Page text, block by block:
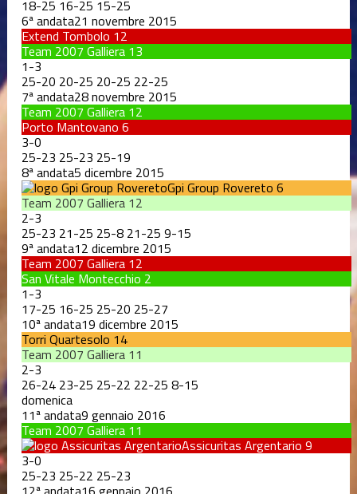
18-25 16-25 15-25
6ª andata21 novembre 2015
Extend Tombolo 12
Team 2007 Galliera 13
1-3
25-20 20-25 20-25 22-25
7ª andata28 novembre 2015
Team 2007 Galliera 12
Porto Mantovano 6
3-0
25-23 25-23 25-19
8ª andata5 dicembre 2015
Gpi Group Rovereto 6
Team 2007 Galliera 12
2-3
25-23 21-25 25-8 21-25 9-15
9ª andata12 dicembre 2015
Team 2007 Galliera 12
San Vitale Montecchio 2
1-3
17-25 16-25 25-20 25-27
10ª andata19 dicembre 2015
Torri Quartesolo 14
Team 2007 Galliera 11
2-3
26-24 23-25 25-22 22-25 8-15
domenica
11ª andata9 gennaio 2016
Team 2007 Galliera 11
Assicuritas Argentario 9
3-0
25-23 25-22 25-23